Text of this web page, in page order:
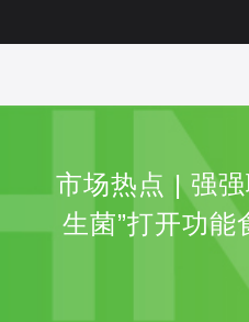
市场热点 | 强
生菌”打开功能